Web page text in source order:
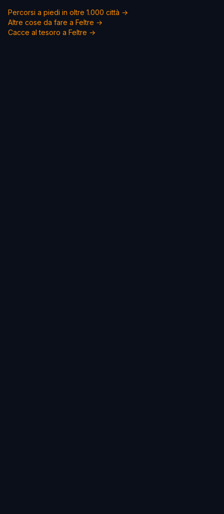
Percorsi a piedi in oltre 1.000 città →
Altre cose da fare a Feltre →
Cacce al tesoro a Feltre →